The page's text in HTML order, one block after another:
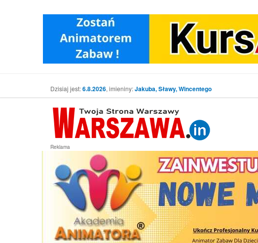
Dzisiaj jest:6.8.2026, imieniny:Jakuba, Sławy, Wincentego
Reklama